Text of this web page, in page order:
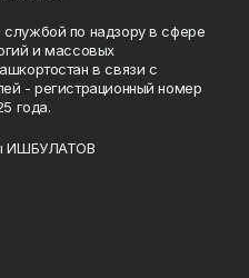
по надзору в сфере
и массовых
в связи с
- регистрационный номер
года.
ИШБУЛАТОВ